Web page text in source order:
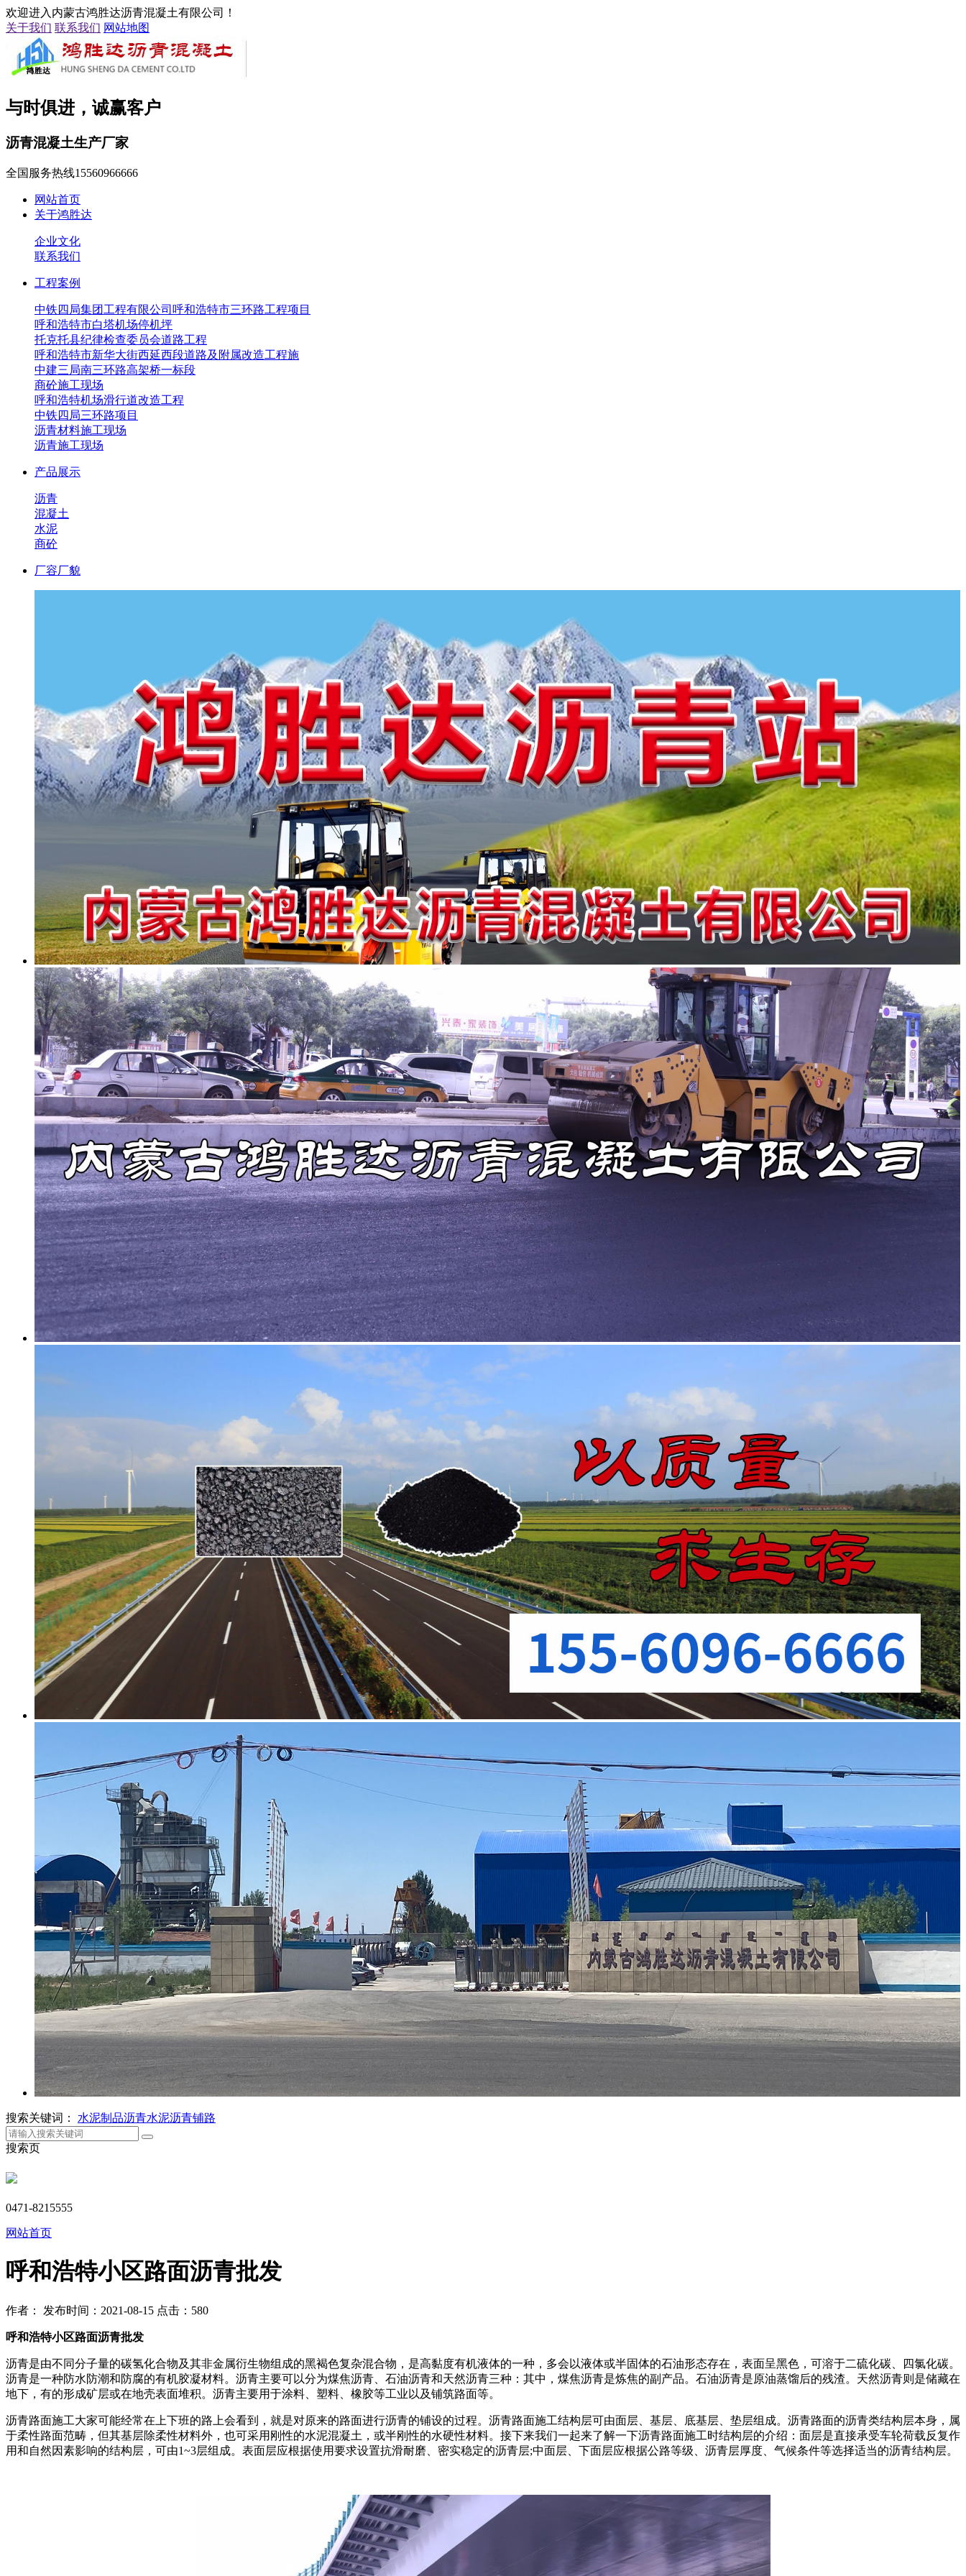
欢迎进入内蒙古鸿胜达沥青混凝土有限公司！
关于我们 联系我们 网站地图
与时俱进，诚赢客户
沥青混凝土生产厂家
全国服务热线15560966666
网站首页
关于鸿胜达
企业文化
联系我们
工程案例
中铁四局集团工程有限公司呼和浩特市三环路工程项目
呼和浩特市白塔机场停机坪
托克托县纪律检查委员会道路工程
呼和浩特市新华大街西延西段道路及附属改造工程施
中建三局南三环路高架桥一标段
商砼施工现场
呼和浩特机场滑行道改造工程
中铁四局三环路项目
沥青材料施工现场
沥青施工现场
产品展示
沥青
混凝土
水泥
商砼
厂容厂貌
搜索关键词： 水泥制品沥青水泥沥青铺路
搜索页
0471-8215555
网站首页
呼和浩特小区路面沥青批发
作者： 发布时间：2021-08-15 点击：580
呼和浩特小区路面沥青批发
沥青是由不同分子量的碳氢化合物及其非金属衍生物组成的黑褐色复杂混合物，是高黏度有机液体的一种，多会以液体或半固体的石油形态存在，表面呈黑色，可溶于二硫化碳、四氯化碳。
沥青是一种防水防潮和防腐的有机胶凝材料。沥青主要可以分为煤焦沥青、石油沥青和天然沥青三种：其中，煤焦沥青是炼焦的副产品。石油沥青是原油蒸馏后的残渣。天然沥青则是储藏在
地下，有的形成矿层或在地壳表面堆积。沥青主要用于涂料、塑料、橡胶等工业以及铺筑路面等。
沥青路面施工大家可能经常在上下班的路上会看到，就是对原来的路面进行沥青的铺设的过程。沥青路面施工结构层可由面层、基层、底基层、垫层组成。沥青路面的沥青类结构层本身，属
于柔性路面范畴，但其基层除柔性材料外，也可采用刚性的水泥混凝土，或半刚性的水硬性材料。接下来我们一起来了解一下沥青路面施工时结构层的介绍：面层是直接承受车轮荷载反复作
用和自然因素影响的结构层，可由1~3层组成。表面层应根据使用要求设置抗滑耐磨、密实稳定的沥青层;中面层、下面层应根据公路等级、沥青层厚度、气候条件等选择适当的沥青结构层。